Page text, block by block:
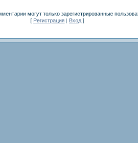
могут только зарегистрированные
[ Регистрация | Вход ]